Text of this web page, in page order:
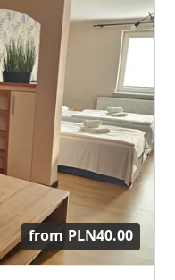
from PLN40.00